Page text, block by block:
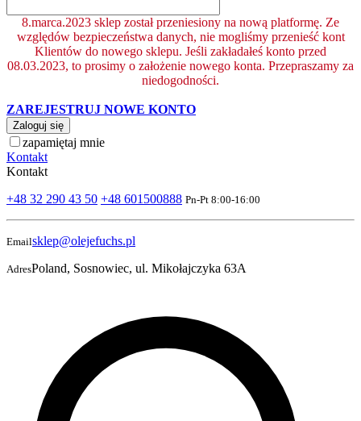
8.marca.2023 sklep został przeniesiony na nową platformę. Ze
względów bezpieczeństwa danych, nie mogliśmy przenieść kont
Klientów do nowego sklepu. Jeśli zakładałeś konto przed
08.03.2023, to prosimy o założenie nowego konta. Przepraszamy za
niedogodności.
ZAREJESTRUJ NOWE KONTO
Zaloguj się
zapamiętaj mnie
Kontakt
Kontakt
+48 32 290 43 50 +48 601500888 Pn-Pt 8:00-16:00
Emailsklep@olejefuchs.pl
AdresPoland, Sosnowiec, ul. Mikołajczyka 63A